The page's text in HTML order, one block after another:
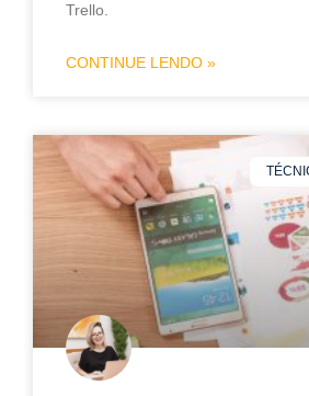
Trello.
CONTINUE LENDO »